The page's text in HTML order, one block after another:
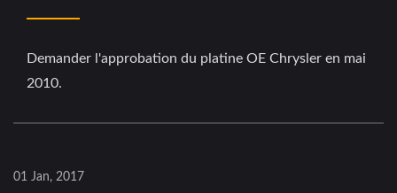
Demander l'approbation du platine OE Chrysler en mai
2010.
01 Jan, 2017